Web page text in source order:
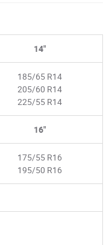
14"
185/65 R14
205/60 R14
225/55 R14
16"
175/55 R16
195/50 R16